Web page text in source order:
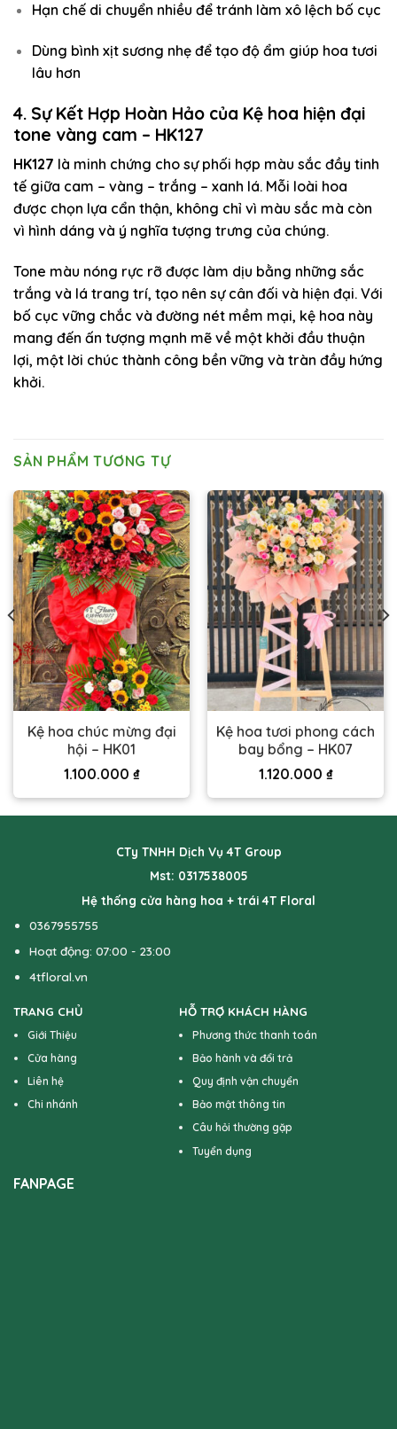
Hạn chế di chuyển nhiều để tránh làm xô lệch bố cục
Dùng bình xịt sương nhẹ để tạo độ ẩm giúp hoa tươi
lâu hơn
4. Sự Kết Hợp Hoàn Hảo của Kệ hoa hiện đại
tone vàng cam – HK127
HK127 là minh chứng cho sự phối hợp màu sắc đầy tinh
tế giữa cam – vàng – trắng – xanh lá. Mỗi loài hoa
được chọn lựa cẩn thận, không chỉ vì màu sắc mà còn
vì hình dáng và ý nghĩa tượng trưng của chúng.
Tone màu nóng rực rỡ được làm dịu bằng những sắc
trắng và lá trang trí, tạo nên sự cân đối và hiện đại. Với
bố cục vững chắc và đường nét mềm mại, kệ hoa này
mang đến ấn tượng mạnh mẽ về một khởi đầu thuận
lợi, một lời chúc thành công bền vững và tràn đầy hứng
khởi.
SẢN PHẨM TƯƠNG TỰ
Kệ hoa chúc mừng đại
hội – HK01
1.100.000 ₫
Kệ hoa tươi phong cách
bay bổng – HK07
1.120.000 ₫
CTy TNHH Dịch Vụ 4T Group
Mst: 0317538005
Hệ thống cửa hàng hoa + trái 4T Floral
0367955755
Hoạt động: 07:00 - 23:00
4tfloral.vn
TRANG CHỦ
Giới Thiệu
Cửa hàng
Liên hệ
Chi nhánh
HỖ TRỢ KHÁCH HÀNG
Phương thức thanh toán
Bảo hành và đổi trả
Quy định vận chuyển
Bảo mật thông tin
Câu hỏi thường gặp
Tuyển dụng
FANPAGE